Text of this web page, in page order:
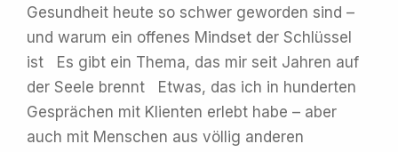
Gesundheit heute so schwer geworden sind –
und warum ein offenes Mindset der Schlüssel
ist Es gibt ein Thema, das mir seit Jahren auf
der Seele brennt Etwas, das ich in hunderten
Gesprächen mit Klienten erlebt habe – aber
auch mit Menschen aus völlig anderen